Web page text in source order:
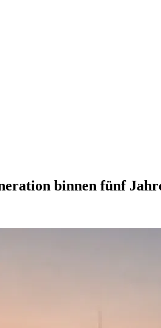
binnen fünf